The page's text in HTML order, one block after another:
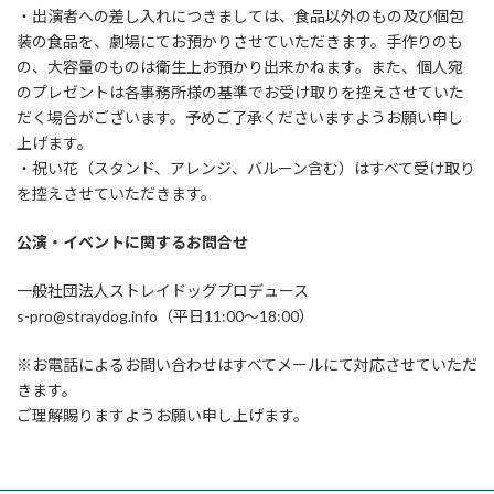
・出演者への差し入れにつきましては、食品以外のもの及び個包
装の食品を、劇場にてお預かりさせていただきます。手作りのも
の、大容量のものは衛生上お預かり出来かねます。また、個人宛
のプレゼントは各事務所様の基準でお受け取りを控えさせていた
だく場合がございます。予めご了承くださいますようお願い申し
上げます。
・祝い花（スタンド、アレンジ、バルーン含む）はすべて受け取り
を控えさせていただきます。
公演・イベントに関するお問合せ
一般社団法人ストレイドッグプロデュース
s-pro@straydog.info（平日11:00〜18:00）
※お電話によるお問い合わせはすべてメールにて対応させていただ
きます。
ご理解賜りますようお願い申し上げます。